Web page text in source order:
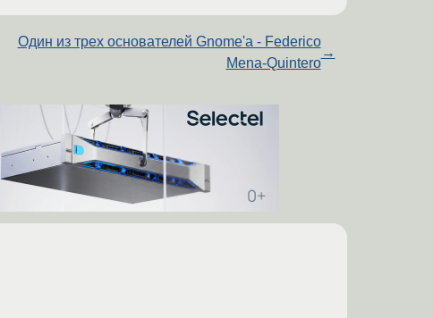
Один из трех основателей Gnome'а - Federico
Mena-Quintero
→